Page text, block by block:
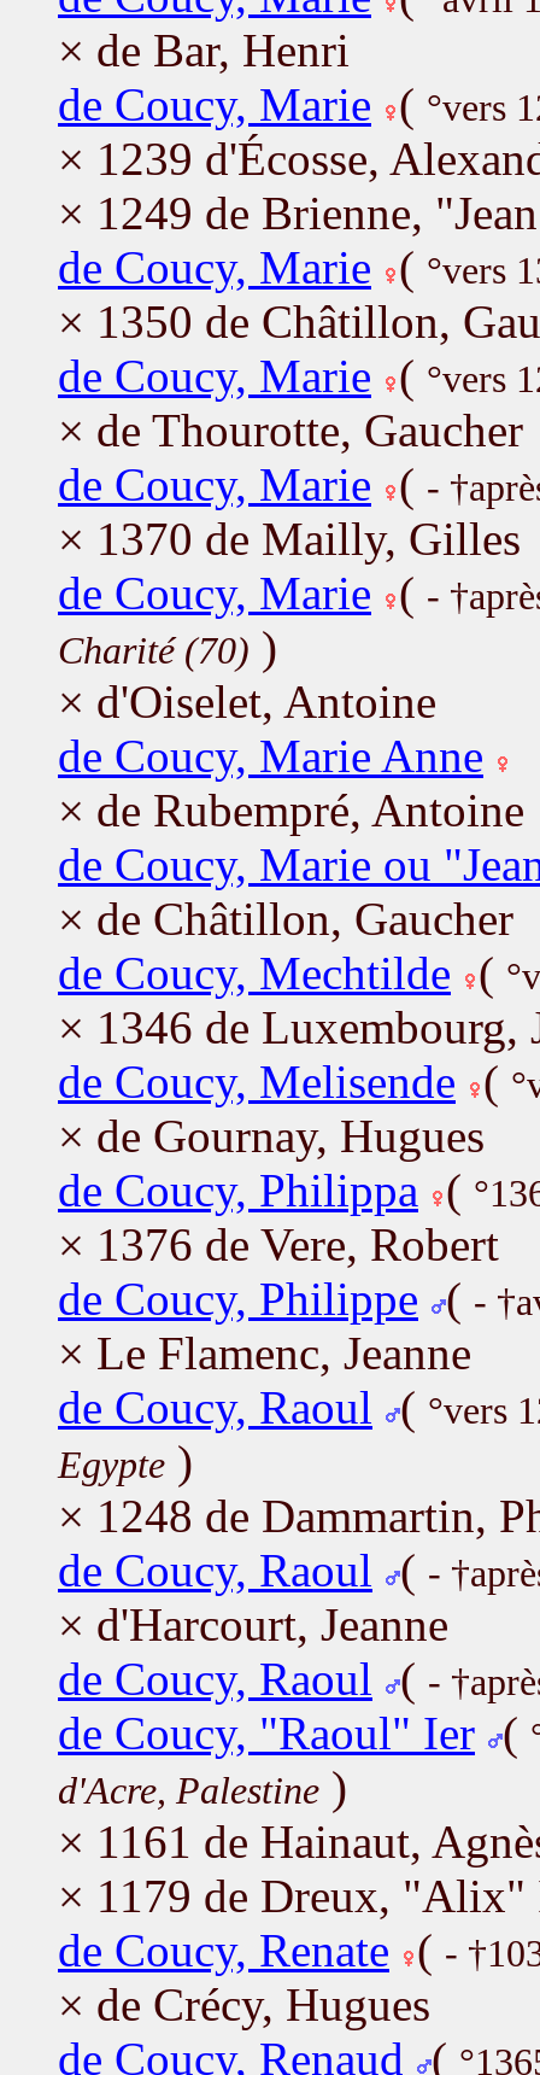
× de Bar, Henri
de Coucy, Marie ( °vers
× 1239 d'Écosse,
× 1249 de Brienne,
de Coucy, Marie ( °vers
× 1350 de Châtillon,
de Coucy, Marie ( °vers
× de Thourotte, Gaucher
de Coucy, Marie ( -
× 1370 de Mailly, Gilles
de Coucy, Marie ( -
Charité (70) )
× d'Oiselet, Antoine
de Coucy, Marie Anne
× de Rubempré, Antoine
de Coucy, Marie ou
× de Châtillon, Gaucher
de Coucy, Mechtilde (
× 1346 de Luxembourg,
de Coucy, Melisende (
× de Gournay, Hugues
de Coucy, Philippa (
× 1376 de Vere, Robert
de Coucy, Philippe ( -
× Le Flamenc, Jeanne
de Coucy, Raoul
( °vers
Egypte )
× 1248 de Dammartin,
de Coucy, Raoul
( -
× d'Harcourt, Jeanne
de Coucy, Raoul
( -
de Coucy, "Raoul" Ier (
d'Acre, Palestine )
× 1161 de Hainaut,
× 1179 de Dreux,
de Coucy, Renate ( -
× de Crécy, Hugues
de Coucy, Renaud
(